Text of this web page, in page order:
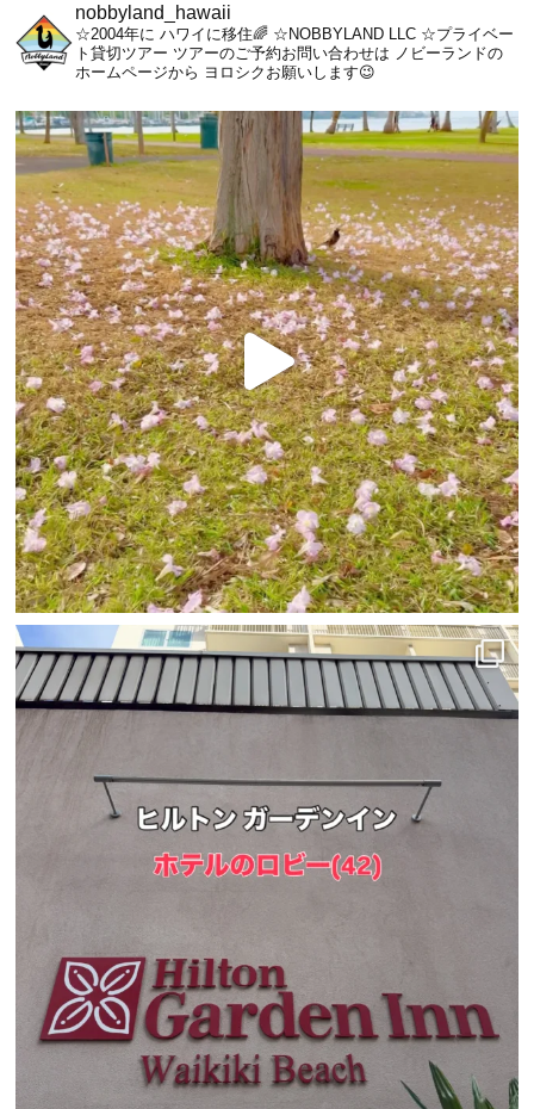
nobbyland_hawaii
☆2004年に ハワイに移住🌈 ☆NOBBYLAND LLC ☆プライベー
ト貸切ツアー ツアーのご予約お問い合わせは ノビーランドの
ホームページから ヨロシクお願いします😉